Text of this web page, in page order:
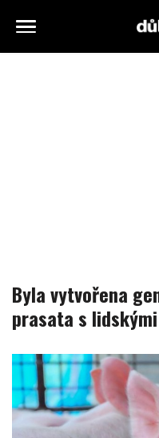
Byla vytvořena
prasata s